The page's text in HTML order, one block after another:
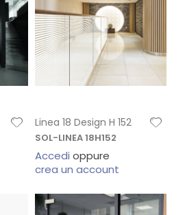
Linea 18 Design H 152
SOL-LINEA 18H152
Accedi oppure
crea un account